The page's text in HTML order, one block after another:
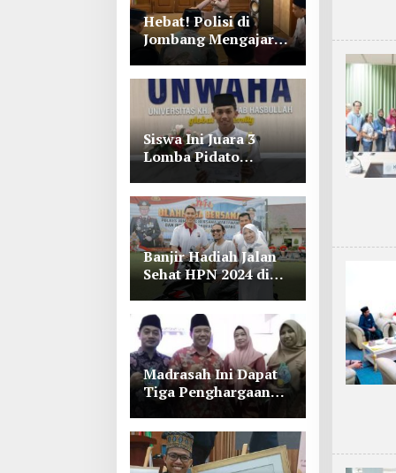
Hebat! Polisi di
Jombang Mengajar
Para Santri Mengaji
Siswa Ini Juara 3
Lomba Pidato
Bahasa Arab se Jawa
Timur-Bali di
Unwaha Jombang
Banjir Hadiah Jalan
Sehat HPN 2024 di
Polres Jombang,
Lihat Tuh Wartawan
Dapat Motor
Madrasah Ini Dapat
Tiga Penghargaan
Jombang